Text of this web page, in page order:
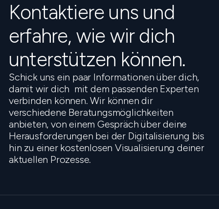
Kontaktiere uns und
erfahre, wie wir dich
unterstützen können.
Schick uns ein paar Informationen über dich,
damit wir dich mit dem passenden Experten
verbinden können. Wir können dir
verschiedene Beratungsmöglichkeiten
anbieten, von einem Gespräch über deine
Herausforderungen bei der Digitalisierung bis
hin zu einer kostenlosen Visualisierung deiner
aktuellen Prozesse.